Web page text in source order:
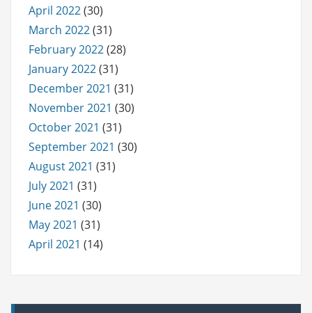
April 2022(30)
March 2022(31)
February 2022(28)
January 2022(31)
December 2021 (31)
November 2021 (30)
October 2021 (31)
September 2021 (30)
August 2021 (31)
July 2021 (31)
June 2021 (30)
May 2021 (31)
April 2021 (14)